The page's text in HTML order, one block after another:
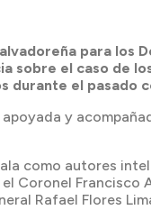
para los
sobre el caso de
durante el pasado
y
como autores
Coronel Francisco
Rafael Flores